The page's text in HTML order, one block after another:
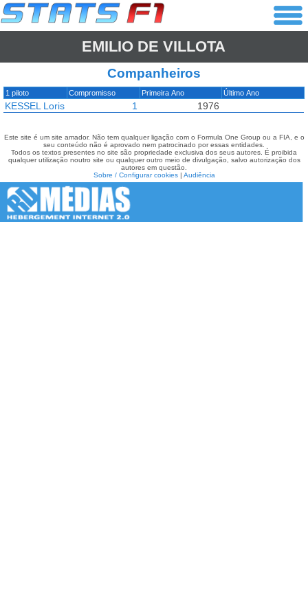
EMILIO DE VILLOTA
Companheiros
1 piloto Compromisso Primeira Ano Último Ano
KESSEL Loris 1 1976
Este site é um site amador. Não tem qualquer ligação com o Formula One Group ou a FIA, e o
seu conteúdo não é aprovado nem patrocinado por essas entidades.
Todos os textos presentes no site são propriedade exclusiva dos seus autores. É proibida
qualquer utilização noutro site ou qualquer outro meio de divulgação, salvo autorização dos
autores em questão.
Sobre / Configurar cookies| Audiência